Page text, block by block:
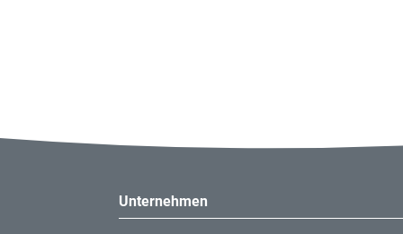
Unternehmen